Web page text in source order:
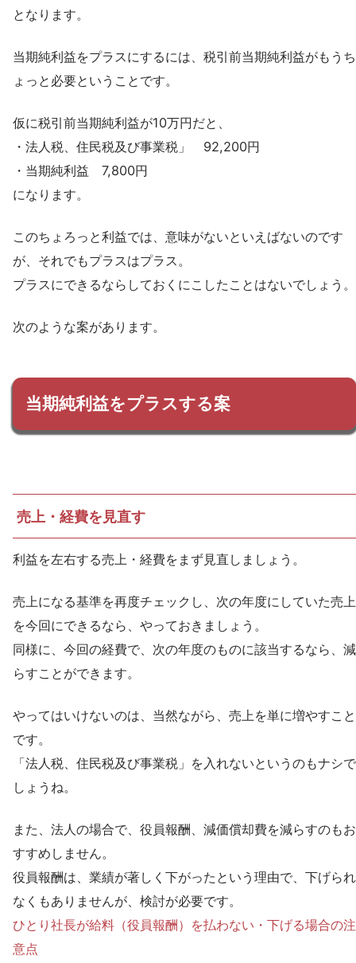
となります。
当期純利益をプラスにするには、税引前当期純利益がもうち
ょっと必要ということです。
仮に税引前当期純利益が10万円だと、
・法人税、住民税及び事業税」 92,200円
・当期純利益 7,800円
になります。
このちょろっと利益では、意味がないといえばないのです
が、それでもプラスはプラス。
プラスにできるならしておくにこしたことはないでしょう。
次のような案があります。
当期純利益をプラスする案
売上・経費を見直す
利益を左右する売上・経費をまず見直しましょう。
売上になる基準を再度チェックし、次の年度にしていた売上
を今回にできるなら、やっておきましょう。
同様に、今回の経費で、次の年度のものに該当するなら、減
らすことができます。
やってはいけないのは、当然ながら、売上を単に増やすこと
です。
「法人税、住民税及び事業税」を入れないというのもナシで
しょうね。
また、法人の場合で、役員報酬、減価償却費を減らすのもお
すすめしません。
役員報酬は、業績が著しく下がったという理由で、下げられ
なくもありませんが、検討が必要です。
ひとり社長が給料（役員報酬）を払わない・下げる場合の注
意点